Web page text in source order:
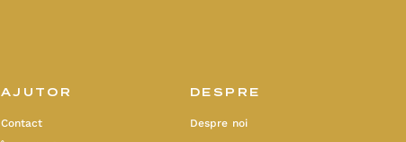
AJUTOR
Contact
DESPRE
Despre noi